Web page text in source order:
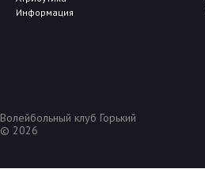
Информация
Волейбольный клуб Горький
© 2026